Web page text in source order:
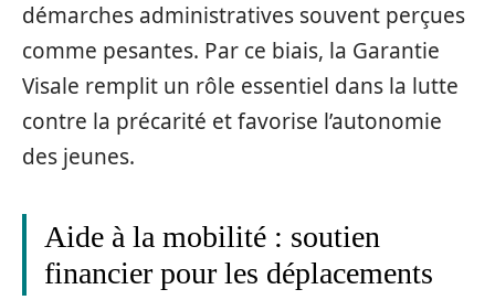
démarches administratives souvent perçues
comme pesantes. Par ce biais, la Garantie
Visale remplit un rôle essentiel dans la lutte
contre la précarité et favorise l’autonomie
des jeunes.
Aide à la mobilité : soutien
financier pour les déplacements